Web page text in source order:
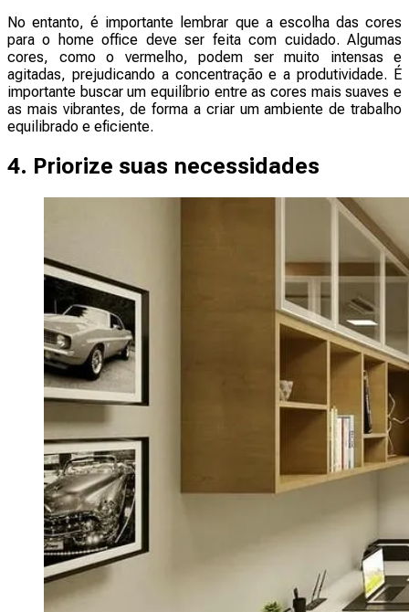
No entanto, é importante lembrar que a escolha das cores
para o home office deve ser feita com cuidado. Algumas
cores, como o vermelho, podem ser muito intensas e
agitadas, prejudicando a concentração e a produtividade. É
importante buscar um equilíbrio entre as cores mais suaves e
as mais vibrantes, de forma a criar um ambiente de trabalho
equilibrado e eficiente.
4. Priorize suas necessidades